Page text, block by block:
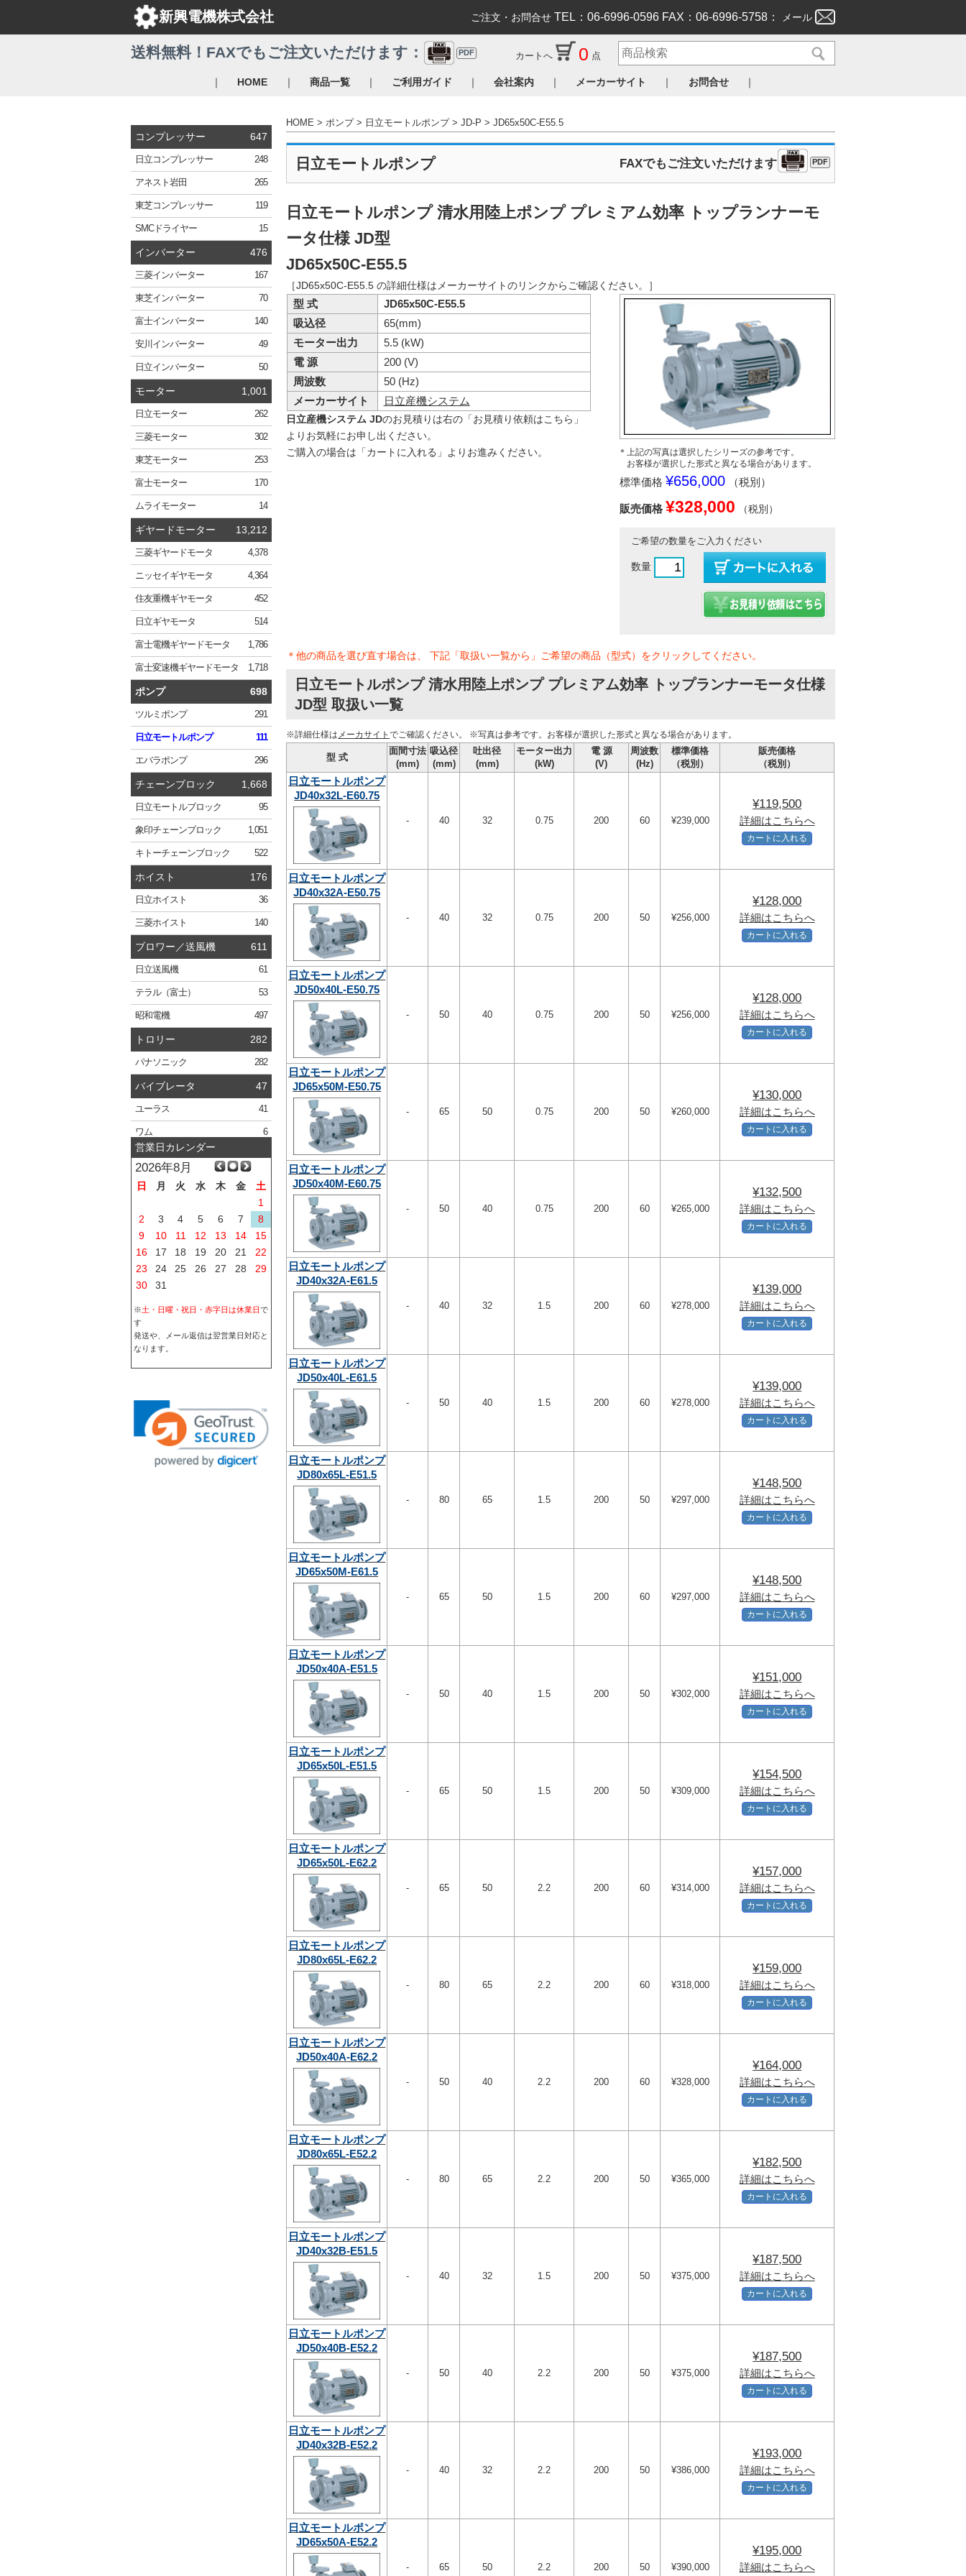
新興電機株式会社 ご注文・お問合せ TEL：06-6996-0596 FAX：06-6996-5758： メール
｜ HOME ｜ 商品一覧 ｜ ご利用ガイド ｜ 会社案内 ｜ メーカーサイト ｜ お問合せ ｜
コンプレッサー 647
日立コンプレッサー 248
アネスト岩田 265
東芝コンプレッサー 119
SMCドライヤー 15
インバーター 476
三菱インバーター 167
東芝インバーター 70
富士インバーター 140
安川 インバーター 49
日立インバーター 50
モーター 1,001
日立モーター 262
三菱モーター 302
東芝モーター 253
富士モーター 170
ムライモーター 14
ギヤードモーター 13,212
三菱ギヤードモータ 4,378
ニッセイギヤモータ 4,364
住友重機ギヤモータ 452
日立ギヤモータ 514
富士電機ギヤードモータ 1,786
富士変速機ギヤードモータ 1,718
ポンプ 698
ツルミ ポンプ 291
日立モートルポンプ 111
エバラポンプ 296
チェーンブロック 1,668
日立モートルブロック 95
象印チェーンブロック 1,051
キトーチェーンブロック 522
ホイスト 176
日立ホイスト 36
三菱ホイスト 140
ブロワー／送風機 611
日立送風機 61
テラル（富士） 53
昭和電機 497
トロリー 282
パナソニック 282
バイブレータ 47
ユーラス 41
ワム 6
営業日カレンダー
2026年8月
日 月 火 水 木 金
土
1
2
3 4 5 6 7
8
9
10 11 12 13 14
15
16
17 18 19 20 21
22
23
24 25 26 27 28
29
30
31
※土・日曜・祝日・赤字日は休業日で
す
発送や、メール返信は翌営業日対応と
なります。
送料無料！FAXでもご注文いただけます： PDF カートへ 0 点
HOME ポンプ 日立モートルポンプ JD-P JD65x50C-E55.5
日立モートルポンプ FAXでもご注文いただけます PDF
日立モートルポンプ 清水用陸上ポンプ プレミアム効率 トップランナーモ
ータ仕様 JD型
JD65x50C-E55.5
［JD65x50C-E55.5 の詳細仕様はメーカーサイトのリンクからご確認ください。］
＊上記の写真は選択したシリーズの参考です。
お客様が選択した形式と異なる場合があります。
標準価格 ¥656,000 （税別）
販売価格 ¥328,000 （税別）
ご希望の数量をご入力ください
数量
型 式
JD65x50C-E55.5
吸込径
65(mm)
モーター出力
5.5 (kW)
電 源
200 (V)
周波数
50 (Hz)
メーカーサイト
日立産機システム
日立産機システム JDのお見積りは右の「お見積り依頼はこちら」
よりお気軽にお申し出ください。
ご購入の場合は「カートに入れる」よりお進みください。
＊他の商品を選び直す場合は、 下記「取扱い一覧から」ご希望の商品（型式）をクリックしてください。
日立モートルポンプ 清水用陸上ポンプ プレミアム効率 トップランナーモータ仕様
JD型 取扱い一覧
※詳細仕様は メーカサイトでご確認ください。 ※写真は参考です。お客様が選択した形式と異なる場合があります。
型 式
面間寸法
(mm)
吸込径
(mm)
吐出径
(mm)
モーター出力
(kW)
電 源
(V)
周波数
(Hz)
標準価格
（税別）
販売価格
（税別）
日立モートルポンプ
JD40x32L-E60.75
- 40 32 0.75 200 60 ¥239,000
¥119,500
詳細はこちらへ
カートに入れる
日立モートルポンプ
JD40x32A-E50.75
- 40 32 0.75 200 50 ¥256,000
¥128,000
詳細はこちらへ
カートに入れる
日立モートルポンプ
JD50x40L-E50.75
- 50 40 0.75 200 50 ¥256,000
¥128,000
詳細はこちらへ
カートに入れる
日立モートルポンプ
JD65x50M-E50.75
- 65 50 0.75 200 50 ¥260,000
¥130,000
詳細はこちらへ
カートに入れる
日立モートルポンプ
JD50x40M-E60.75
- 50 40 0.75 200 60 ¥265,000
¥132,500
詳細はこちらへ
カートに入れる
日立モートルポンプ
JD40x32A-E61.5
- 40 32 1.5 200 60 ¥278,000
¥139,000
詳細はこちらへ
カートに入れる
日立モートルポンプ
JD50x40L-E61.5
- 50 40 1.5 200 60 ¥278,000
¥139,000
詳細はこちらへ
カートに入れる
日立モートルポンプ
JD80x65L-E51.5
- 80 65 1.5 200 50 ¥297,000
¥148,500
詳細はこちらへ
カートに入れる
日立モートルポンプ
JD65x50M-E61.5
- 65 50 1.5 200 60 ¥297,000
¥148,500
詳細はこちらへ
カートに入れる
日立モートルポンプ
JD50x40A-E51.5
- 50 40 1.5 200 50 ¥302,000
¥151,000
詳細はこちらへ
カートに入れる
日立モートルポンプ
JD65x50L-E51.5
- 65 50 1.5 200 50 ¥309,000
¥154,500
詳細はこちらへ
カートに入れる
日立モートルポンプ
JD65x50L-E62.2
- 65 50 2.2 200 60 ¥314,000
¥157,000
詳細はこちらへ
カートに入れる
日立モートルポンプ
JD80x65L-E62.2
- 80 65 2.2 200 60 ¥318,000
¥159,000
詳細はこちらへ
カートに入れる
日立モートルポンプ
JD50x40A-E62.2
- 50 40 2.2 200 60 ¥328,000
¥164,000
詳細はこちらへ
カートに入れる
日立モートルポンプ
JD80x65L-E52.2
- 80 65 2.2 200 50 ¥365,000
¥182,500
詳細はこちらへ
カートに入れる
日立モートルポンプ
JD40x32B-E51.5
- 40 32 1.5 200 50 ¥375,000
¥187,500
詳細はこちらへ
カートに入れる
日立モートルポンプ
JD50x40B-E52.2
- 50 40 2.2 200 50 ¥375,000
¥187,500
詳細はこちらへ
カートに入れる
日立モートルポンプ
JD40x32B-E52.2
- 40 32 2.2 200 50 ¥386,000
¥193,000
詳細はこちらへ
カートに入れる
日立モートルポンプ
JD65x50A-E52.2
- 65 50 2.2 200 50 ¥390,000
¥195,000
詳細はこちらへ